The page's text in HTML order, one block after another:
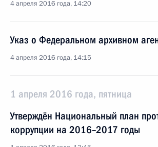
4 апреля 2016 года, 14:20
Указ о Федеральном архивном
4 апреля 2016 года, 14:15
1 апреля 2016 года, пятница
Утверждён Национальный план
коррупции на 2016–2017 годы